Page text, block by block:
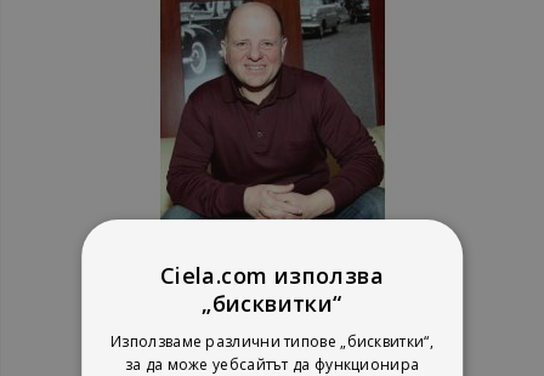
За Автора
Михаил Вешим-
Ciela.com използва
„бисквитки“
Използваме различни типове „бисквитки“,
за да може уебсайтът да функционира